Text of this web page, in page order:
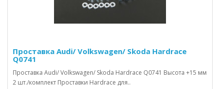
Проставка Audi/ Volkswagen/ Skoda Hardrace
Q0741
Проставка Audi/ Volkswagen/ Skoda Hardrace Q0741 Высота +15 мм
2 шт./комплект Проставки Hardrace для..